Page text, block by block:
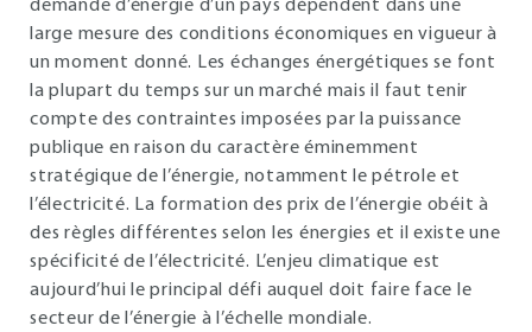
demande d’énergie d’un pays dépendent dans une
large mesure des conditions économiques en vigueur à
un moment donné. Les échanges énergétiques se font
la plupart du temps sur un marché mais il faut tenir
compte des contraintes imposées par la puissance
publique en raison du caractère éminemment
stratégique de l’énergie, notamment le pétrole et
l’électricité. La formation des prix de l’énergie obéit à
des règles différentes selon les énergies et il existe une
spécificité de l’électricité. L’enjeu climatique est
aujourd’hui le principal défi auquel doit faire face le
secteur de l’énergie à l’échelle mondiale.